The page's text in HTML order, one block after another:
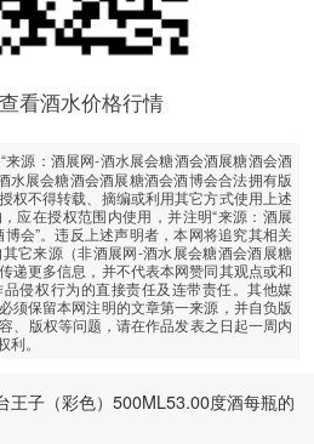
看酒水价格行情
来源：酒展网-酒水展会糖酒会酒展糖酒会酒
水展会糖酒会酒展糖酒会酒博会合法拥有版
权不得转载、摘编或利用其它方式使用上述
应在授权范围内使用，并注明“来源：酒展
会”。违反上述声明者，本网将追究其相关
它来源（非酒展网-酒水展会糖酒会酒展糖
递更多信息，并不代表本网赞同其观点或和
侵权行为的直接责任及连带责任。其他媒
须保留本网注明的文章第一来源，并自负版
、版权等问题，请在作品发表之日起一周内
。
王子（彩色）500ML53.00度酒每瓶的